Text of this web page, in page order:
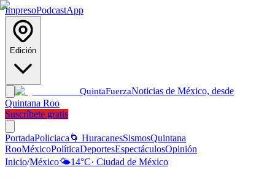
ImpresoPodcastApp
Edición
QuintaFuerzaNoticias de México, desde
Quintana Roo
Suscríbete gratis
PortadaPoliciaca 🌀 HuracanesSismosQuintana
RooMéxicoPolíticaDeportesEspectáculosOpinión
Inicio/México🌤️14°C· Ciudad de México